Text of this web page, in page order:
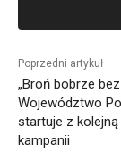
Poprzedni artykuł
„Broń bobrze bez
Województwo
startuje z kolejną
kampanii